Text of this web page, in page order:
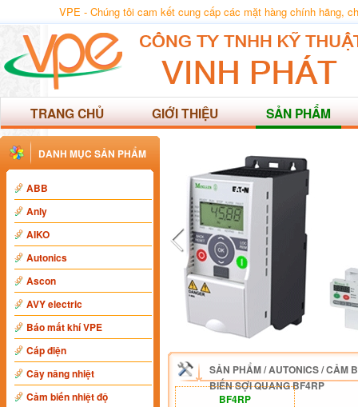
VPE - Chúng tôi cam kết cung cấp các mặt hàng chính hãng,
TRANG CHỦ GIỚI THIỆU SẢN PHẨM
DANH MỤC SẢN PHẨM
ABB
Anly
AIKO
Autonics
Ascon
AVY electric
Báo mất khí VPE
Cáp điện
Cây nâng nhiệt
Cảm biến nhiệt độ
SẢN PHẨM/AUTONICS/CẢM
BIẾN SỢI QUANG BF4RP
BF4RP